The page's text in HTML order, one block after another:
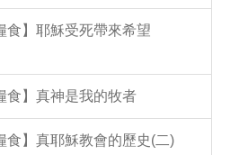
食】耶穌受死帶來希望
食】真神是我的牧者
食】真耶穌教會的歷史(二)